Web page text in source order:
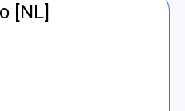
[NL]